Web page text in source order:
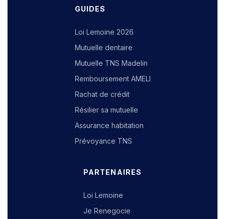
GUIDES
Loi Lemoine 2026
Mutuelle dentaire
Mutuelle TNS Madelin
Remboursement AMELI
Rachat de crédit
Résilier sa mutuelle
Assurance habitation
Prévoyance TNS
PARTENAIRES
Loi Lemoine
Je Renegocie